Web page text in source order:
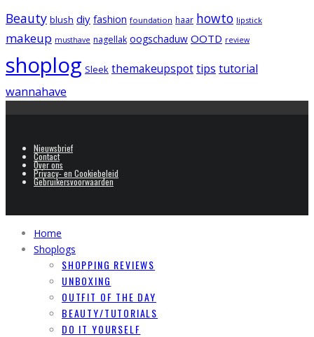
Beauty blush diy fashion foundation haar howto lipstick
makeup musthave nagellak oogschaduw OOTD review
shoplog Sleek themakeupspottips tutorial
wannahave
Nieuwsbrief
Contact
Over ons
Privacy- en Cookiebeleid
Gebruikersvoorwaarden
Home
Shoplogs
SHOPPING REVIEWS
UNBOXING
OUTFIT OF THE DAY
BEAUTY/TUTORIALS
DO IT YOURSELF